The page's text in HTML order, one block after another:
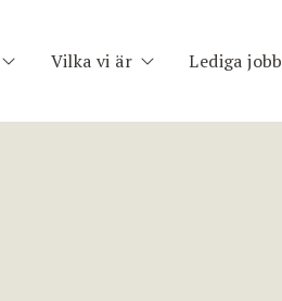
Vilka vi är Lediga jobb